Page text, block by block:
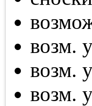
возм.
возм.
возм.